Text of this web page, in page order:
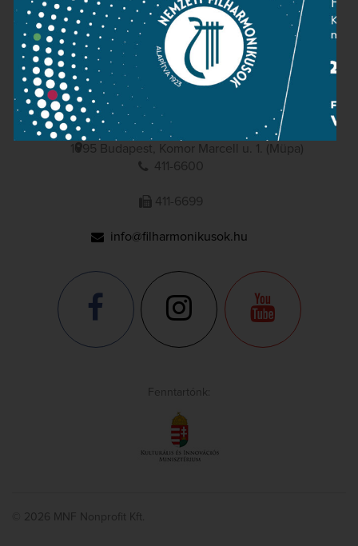
NEMZETI
FILHARMONIKUSOK
1095 Budapest, Komor Marcell u. 1. (Müpa)
411-6600
411-6699
info@filharmonikusok.hu
Fenntartónk:
© 2026 MNF Nonprofit Kft.